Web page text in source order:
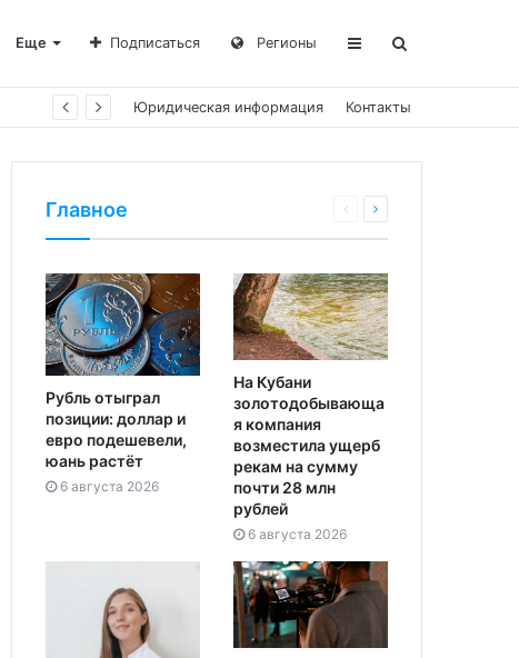
Еще Подписаться Регионы
Юридическая информация Контакты
Главное
Рубль отыграл
позиции: доллар и
евро подешевели,
юань растёт
6 августа 2026
На Кубани
золотодобывающа
я компания
возместила ущерб
рекам на сумму
почти 28 млн
рублей
6 августа 2026